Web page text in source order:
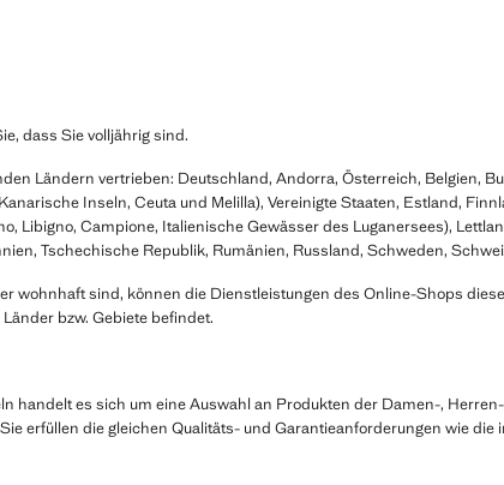
dass Sie volljährig sind.
Ländern vertrieben: Deutschland, Andorra, Österreich, Belgien,
Inseln, Ceuta und Melilla), Vereinigte Staaten, Estland,
Libigno, Campione, Italienische Gewässer des Luganersees),
Tschechische Republik, Rumänien, Russland, Schweden,
wohnhaft sind, können die Dienstleistungen des Online-Shops
bzw. Gebiete befindet.
handelt es sich um eine Auswahl an Produkten der Damen-,
erfüllen die gleichen Qualitäts- und Garantieanforderungen wie